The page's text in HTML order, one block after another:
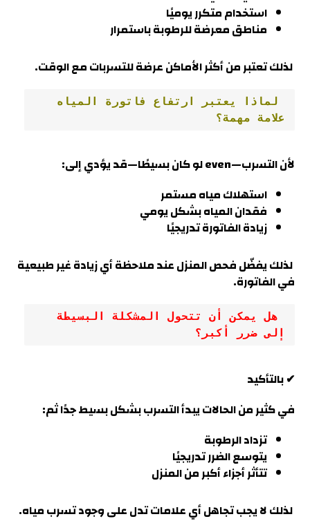
استخدام متكرر يوميًا
مناطق معرضة للرطوبة باستمرار
لذلك تعتبر من أكثر الأماكن عرضة للتسربات مع الوقت.
علامة مهمة؟
لأن التسرب—even لو كان بسيطًا—قد يؤدي إلى:
استهلاك مياه مستمر
فقدان المياه بشكل يومي
زيادة الفاتورة تدريجيًا
لذلك يفضّل فحص المنزل عند ملاحظة أي زيادة غير طبيعية
في الفاتورة.
إلى ضرر أكبر؟
✔ بالتأكيد
في كثير من الحالات يبدأ التسرب بشكل بسيط جدًا ثم:
تزداد الرطوبة
يتوسع الضرر تدريجيًا
تتأثر أجزاء أكبر من المنزل
لذلك لا يجب تجاهل أي علامات تدل على وجود تسرب مياه.